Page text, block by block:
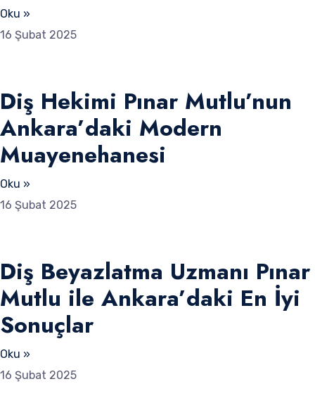
Oku »
16 Şubat 2025
Diş Hekimi Pınar Mutlu’nun
Ankara’daki Modern
Muayenehanesi
Oku »
16 Şubat 2025
Diş Beyazlatma Uzmanı Pınar
Mutlu ile Ankara’daki En İyi
Sonuçlar
Oku »
16 Şubat 2025